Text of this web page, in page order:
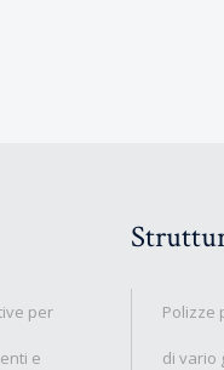
per
e
Polizze
di vario